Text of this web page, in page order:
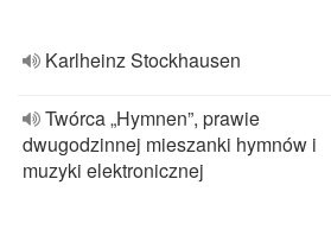
Karlheinz Stockhausen
Twórca „Hymnen”, prawie
dwugodzinnej mieszanki hymnów i
muzyki elektronicznej